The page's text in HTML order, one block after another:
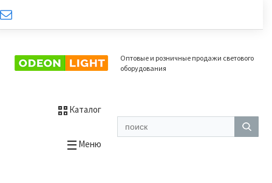
Оптовые и розничные продажи светового
оборудования
Каталог
Меню